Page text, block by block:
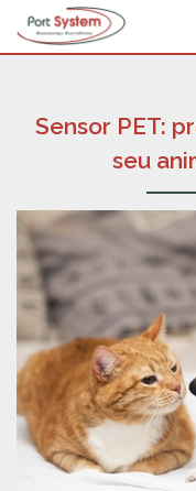
Sensor PET:
seu